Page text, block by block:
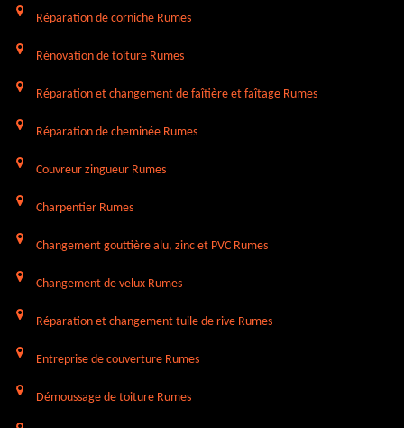
Réparation de corniche Rumes
Rénovation de toiture Rumes
Réparation et changement de faîtière et faîtage Rumes
Réparation de cheminée Rumes
Couvreur zingueur Rumes
Charpentier Rumes
Changement gouttière alu, zinc et PVC Rumes
Changement de velux Rumes
Réparation et changement tuile de rive Rumes
Entreprise de couverture Rumes
Démoussage de toiture Rumes